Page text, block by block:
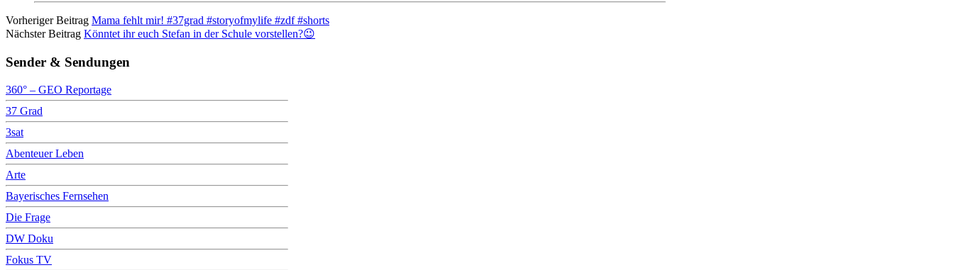
Vorheriger Beitrag Mama fehlt mir! #37grad #storyofmylife #zdf #shorts
Nächster Beitrag Könntet ihr euch Stefan in der Schule vorstellen?😉
Sender & Sendungen
360° – GEO Reportage
37 Grad
3sat
Abenteuer Leben
Arte
Bayerisches Fernsehen
Die Frage
DW Doku
Fokus TV